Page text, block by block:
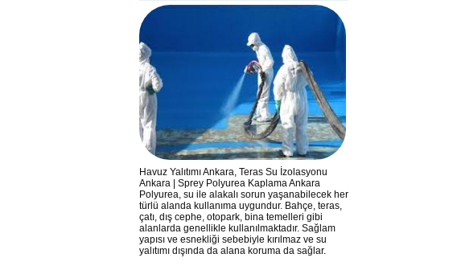
Havuz Yalıtımı Ankara, Teras Su İzolasyonu
Ankara | Sprey Polyurea Kaplama Ankara
Polyurea, su ile alakalı sorun yaşanabilecek her
türlü alanda kullanıma uygundur. Bahçe, teras,
çatı, dış cephe, otopark, bina temelleri gibi
alanlarda genellikle kullanılmaktadır. Sağlam
yapısı ve esnekliği sebebiyle kırılmaz ve su
yalıtımı dışında da alana koruma da sağlar.